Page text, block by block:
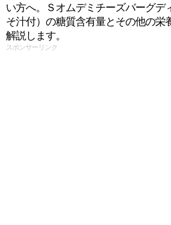
い方へ。Ｓオムデミチーズバーグデ
そ汁付）の糖質含有量とその他の栄
解説します。
スポンサーリンク